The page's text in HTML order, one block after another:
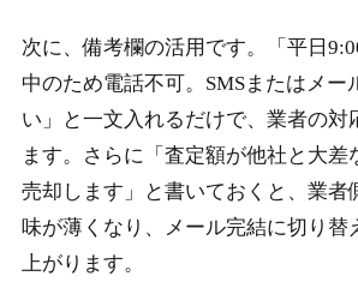
次に、備考欄の活用です。「平日
中のため電話不可。SMSまたはメー
い」と一文入れるだけで、業者の対
ます。さらに「査定額が他社と大差
売却します」と書いておくと、業者
味が薄くなり、メール完結に切り替
上がります。